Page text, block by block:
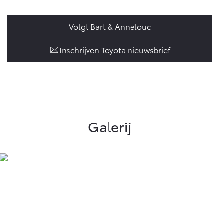
Volgt Bart & Annelouc
Inschrijven Toyota nieuwsbrief
Galerij